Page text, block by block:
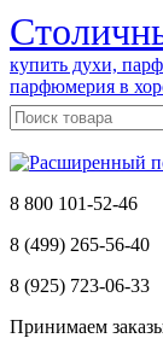
купить духи,
парфюмерия в
8 800 101-52-46
8 (499) 265-56-40
8 (925) 723-06-33
Принимаем